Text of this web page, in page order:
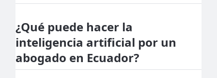
¿Qué puede hacer la
inteligencia artificial por un
abogado en Ecuador?